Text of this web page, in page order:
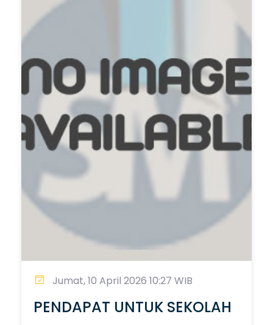
Jumat, 10 April 2026 10:27 WIB
PENDAPAT UNTUK SEKOLAH